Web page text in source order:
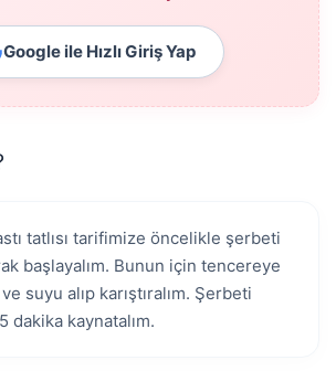
Google ile Hızlı Giriş Yap
tatlısı tarifimize öncelikle şerbeti
başlayalım. Bunun için tencereye
suyu alıp karıştıralım. Şerbeti
dakika kaynatalım.